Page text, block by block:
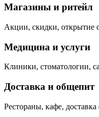
Магазины и ритейл
Акции, скидки, открытие
Медицина и услуги
Клиники, стоматологии,
Доставка и общепит
Рестораны, кафе,